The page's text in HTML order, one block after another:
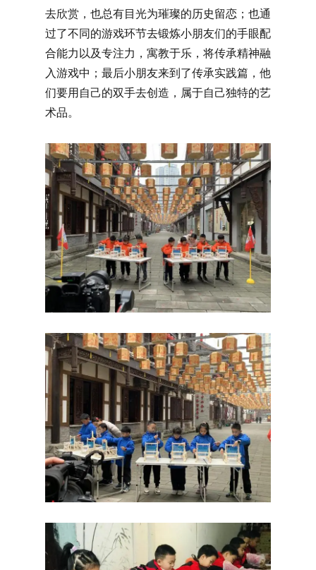
去欣赏，也总有目光为璀璨的历史留恋；也通
过了不同的游戏环节去锻炼小朋友们的手眼配
合能力以及专注力，寓教于乐，将传承精神融
入游戏中；最后小朋友来到了传承实践篇，他
们要用自己的双手去创造，属于自己独特的艺
术品。